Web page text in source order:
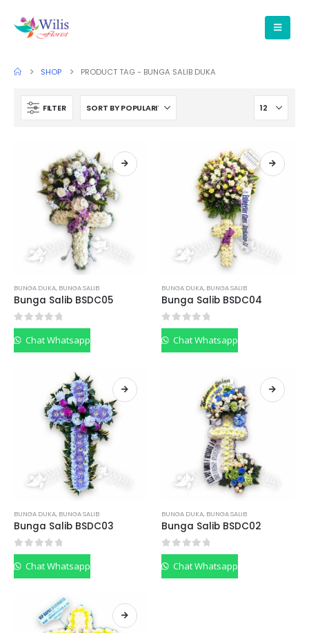
SHOP PRODUCT TAG - BUNGA SALIB DUKA
FILTER
BUNGA DUKA, BUNGA SALIB
Bunga Salib BSDC05
0out of 5
Chat Whatsapp
BUNGA DUKA, BUNGA SALIB
Bunga Salib BSDC04
0out of 5
Chat Whatsapp
BUNGA DUKA, BUNGA SALIB
Bunga Salib BSDC03
0out of 5
Chat Whatsapp
BUNGA DUKA, BUNGA SALIB
Bunga Salib BSDC02
0out of 5
Chat Whatsapp